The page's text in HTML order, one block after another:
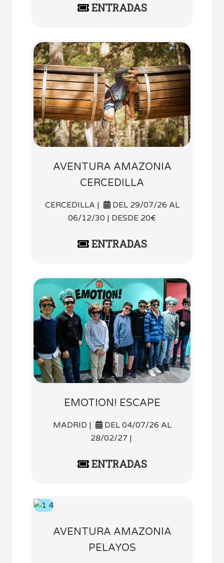
ENTRADAS
AVENTURA AMAZONIA
CERCEDILLA
CERCEDILLA |
DEL 29/07/26 AL
06/12/30 | DESDE 20€
ENTRADAS
EMOTION! ESCAPE
MADRID |
DEL 04/07/26 AL
28/02/27 |
ENTRADAS
AVENTURA AMAZONIA
PELAYOS